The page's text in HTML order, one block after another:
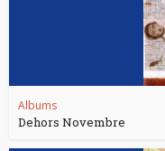
Albums
Dehors Novembre